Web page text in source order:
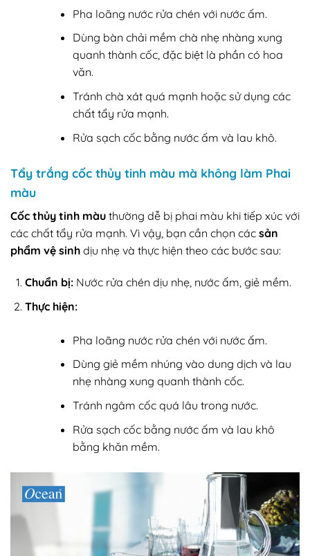
Pha loãng nước rửa chén với nước ấm.
Dùng bàn chải mềm chà nhẹ nhàng xung
quanh thành cốc, đặc biệt là phần có hoa
văn.
Tránh chà xát quá mạnh hoặc sử dụng các
chất tẩy rửa mạnh.
Rửa sạch cốc bằng nước ấm và lau khô.
Tẩy trắng cốc thủy tinh màu mà không làm Phai
màu
Cốc thủy tinh màu thường dễ bị phai màu khi tiếp xúc với
các chất tẩy rửa mạnh. Vì vậy, bạn cần chọn các sản
phẩm vệ sinh dịu nhẹ và thực hiện theo các bước sau:
Chuẩn bị:Nước rửa chén dịu nhẹ, nước ấm, giẻ mềm.
Thực hiện:
Pha loãng nước rửa chén với nước ấm.
Dùng giẻ mềm nhúng vào dung dịch và lau
nhẹ nhàng xung quanh thành cốc.
Tránh ngâm cốc quá lâu trong nước.
Rửa sạch cốc bằng nước ấm và lau khô
bằng khăn mềm.